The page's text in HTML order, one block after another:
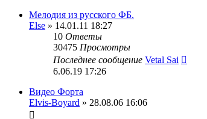
Мелодия из русского ФБ.
Else » 14.01.11 18:27
10 Ответы
30475 Просмотры
Последнее сообщение Vetal Sai
6.06.19 17:26
Видео Форта
Elvis-Boyard » 28.08.06 16:06